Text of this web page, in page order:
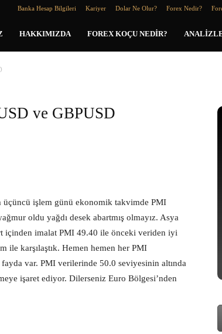
Banka Hesap Bilgileri Kariyer Dolar Ne Olur? Forex Nedir?
HAKKIMIZDA FOREX KOÇU NEDIR?
ve GBPUSD
üçüncü işlem günü ekonomik takvimde PMI
oldu yağdı desek abartmış olmayız. Asya
içinden imalat PMI 49.40 ile önceki veriden iyi
ile karşılaştık. Hemen hemen her PMI
var. PMI verilerinde 50.0 seviyesinin altında
işaret ediyor. Dilerseniz Euro Bölgesi’nden